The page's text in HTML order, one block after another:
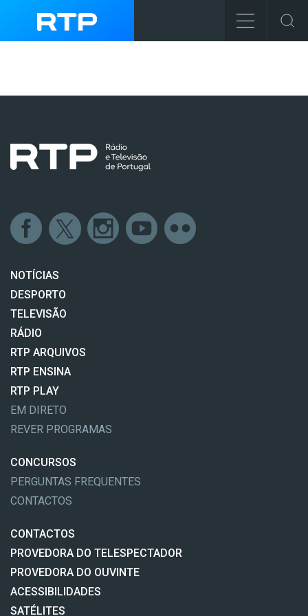
NOTÍCIAS
DESPORTO
TELEVISÃO
RÁDIO
RTP ARQUIVOS
RTP ENSINA
RTP PLAY
EM DIRETO
REVER PROGRAMAS
CONCURSOS
PERGUNTAS FREQUENTES
CONTACTOS
CONTACTOS
PROVEDORA DO TELESPECTADOR
PROVEDORA DO OUVINTE
ACESSIBILIDADES
SATÉLITES